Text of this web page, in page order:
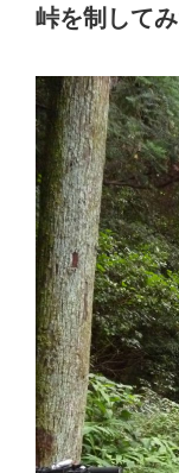
峠を制して